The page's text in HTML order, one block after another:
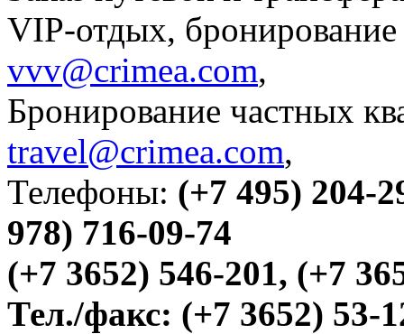
VIP-отдых,
vvv@crimea.com,
Бронирование частных
travel@crimea.com,
Телефоны: (+7 495) 204-
978) 716-09-74
(+7 3652) 546-201, (+7
Тел./факс: (+7 3652) 53-